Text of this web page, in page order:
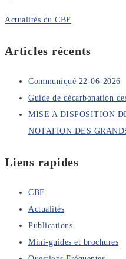
Actualités du CBF
Articles récents
Communiqué 22-06-2026
Guide de décarbonation
MISE A DISPOSITION
NOTATION DES
Liens rapides
CBF
Actualités
Publications
Mini-guides et brochures